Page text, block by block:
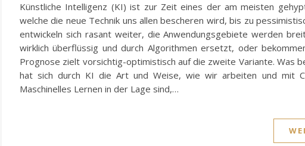
Künstliche Intelligenz (KI) ist zur Zeit eines der am meisten
welche die neue Technik uns allen bescheren wird, bis zu
entwickeln sich rasant weiter, die Anwendungsgebiete werden
wirklich überflüssig und durch Algorithmen ersetzt, oder
Prognose zielt vorsichtig-optimistisch auf die zweite Variante. Was
hat sich durch KI die Art und Weise, wie wir arbeiten und mit
Maschinelles Lernen in der Lage sind,…